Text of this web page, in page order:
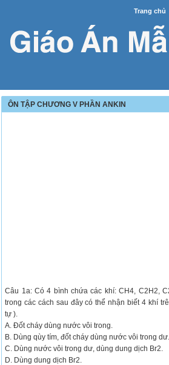
Trang chủ
ÔN TẬP CHƯƠNG V PHẦN ANKIN
Câu 1a: Có 4 bình chứa các khí: CH4, C2H2,
trong các cách sau đây có thể nhận biết 4 khí
tự ).
A. Đốt cháy dùng nước vôi trong.
B. Dùng qùy tím, đốt cháy dùng nước vôi trong dư.
C. Dùng nước vôi trong dư, dùng dung dịch Br2.
D. Dùng dung dịch Br2.